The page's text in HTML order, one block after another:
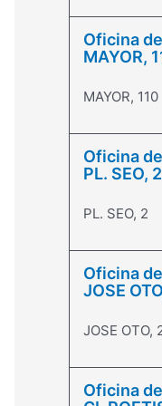
Oficina
MAYOR,
MAYOR, 110
Oficina
PL. SEO,
PL. SEO, 2
Oficina
JOSE
JOSE OTO,
Oficina